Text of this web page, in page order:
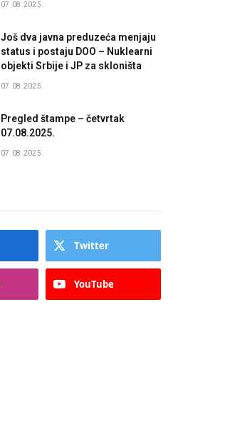
07.08.2025.
Još dva javna preduzeća menjaju
status i postaju DOO – Nuklearni
objekti Srbije i JP za skloništa
07.08.2025.
Pregled štampe – četvrtak
07.08.2025.
07.08.2025.
Twitter
YouTube